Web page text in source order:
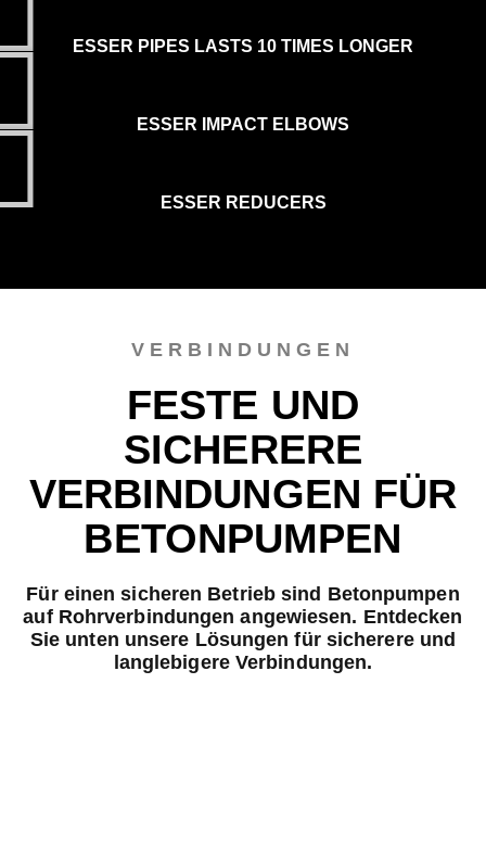
ESSER PIPES LASTS 10 TIMES LONGER
ESSER IMPACT ELBOWS
ESSER REDUCERS
VERBINDUNGEN
FESTE UND
SICHERERE
VERBINDUNGEN FÜR
BETONPUMPEN
Für einen sicheren Betrieb sind Betonpumpen
auf Rohrverbindungen angewiesen. Entdecken
Sie unten unsere Lösungen für sicherere und
langlebigere Verbindungen.